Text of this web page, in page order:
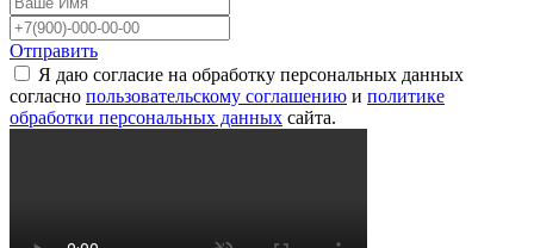
Отправить
Я даю согласие на обработку персональных данных
согласно пользовательскому соглашению и политике
обработки персональных данных сайта.